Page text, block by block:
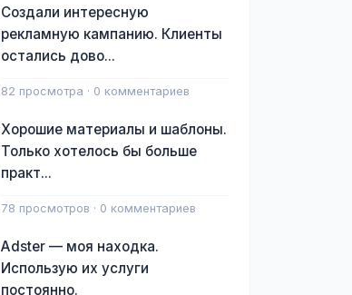
Создали интересную
рекламную кампанию. Клиенты
остались дово...
82 просмотра · 0 комментариев
Хорошие материалы и шаблоны.
Только хотелось бы больше
практ...
78 просмотров · 0 комментариев
Adster — моя находка.
Использую их услуги
постоянно.